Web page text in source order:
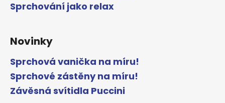
Sprchování jako relax
Novinky
Sprchová vanička na míru!
Sprchové zástěny na míru!
Závěsná svítidla Puccini